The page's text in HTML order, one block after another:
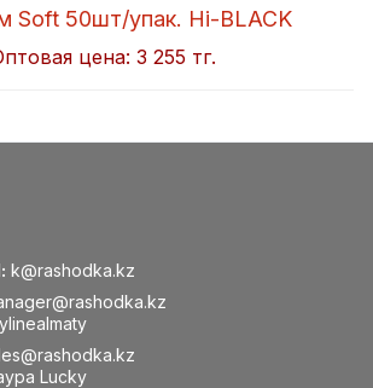
Soft 50шт/упак. Hi-BLACK
цена: 3 255 тг.
k@rashodka.kz
Lucky